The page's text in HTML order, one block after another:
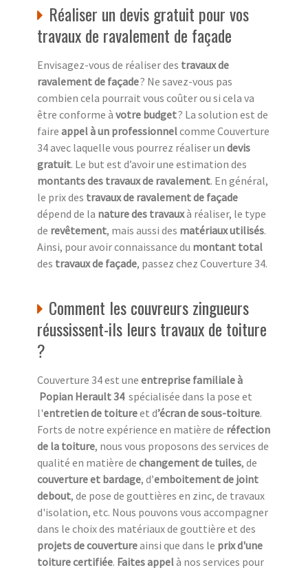
Réaliser un devis gratuit pour vos
travaux de ravalement de façade
Envisagez-vous de réaliser des travaux de
ravalement de façade? Ne savez-vous pas
combien cela pourrait vous coûter ou si cela va
être conforme à votre budget? La solution est de
faire appel à un professionnelcomme Couverture
34 avec laquelle vous pourrez réaliser un devis
gratuit. Le but est d’avoir une estimation des
montants des travaux de ravalement. En général,
le prix des travaux de ravalement de façade
dépend de la nature des travauxà réaliser, le type
de revêtement, mais aussi des matériaux utilisés.
Ainsi, pour avoir connaissance du montant total
des travaux de façade, passez chez Couverture 34.
Comment les couvreurs zingueurs
réussissent-ils leurs travaux de toiture
?
Couverture 34 est une entreprise familiale à
Popian Herault 34 spécialisée dans la pose et
l'entretien de toitureet d’écran de sous-toiture.
Forts de notre expérience en matière de réfection
de la toiture, nous vous proposons des services de
qualité en matière de changement de tuiles, de
couverture et bardage, d’emboitement de joint
debout, de pose de gouttières en zinc, de travaux
d'isolation, etc. Nous pouvons vous accompagner
dans le choix des matériaux de gouttière et des
projets de couvertureainsi que dans le prix d'une
toiture certifiée. Faites appelà nos services pour